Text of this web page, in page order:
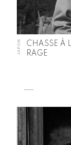
JAPON
CHASSE À
RAGE